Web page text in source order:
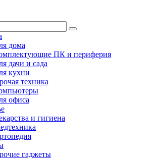
дома
ПК и периферия
дачи и сада
кухни
техника
офиса
и гигиена
гаджеты